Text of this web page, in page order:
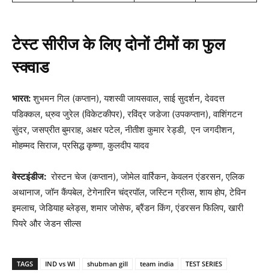
टेस्ट सीरीज के लिए दोनों टीमों का फुल
स्क्वाड
भारत:शुभमन गिल (कप्तान), यशस्वी जायसवाल, साई सुदर्शन, देवदत्त
पडिक्कल, ध्रुव जुरेल (विकेटकीपर), रविंद्र जडेजा (उपकप्तान), वाशिंगटन
सुंदर, जसप्रीत बुमराह, अक्षर पटेल, नीतीश कुमार रेड्डी, एन जगदीशन,
मोहम्मद सिराज, प्रसिद्ध कृष्णा, कुलदीप यादव
वेस्टइंडीज: रोस्टन चेज (कप्तान), जोमेल वार्रिकन, केवलन एंडरसन, एलिक
अथानाज, जॉन कैंपबेल, टेगेनारिन चंद्रपॉल, जस्टिन ग्रीव्स, शाय होप, टेविन
इमलाच, जेडियाह ब्लेड्स, शमार जोसेफ, ब्रैंडन किंग, एंडरसन फिलिप, खारी
पियरे और जेडन सील्स
TAGS IND vs WI shubman gill team india TEST SERIES